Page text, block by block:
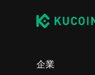
企業